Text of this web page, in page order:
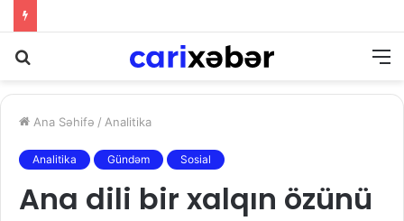
Ana Səhifə / Analitika
Analitika Gündəm Sosial
Ana dili bir xalqın özünü